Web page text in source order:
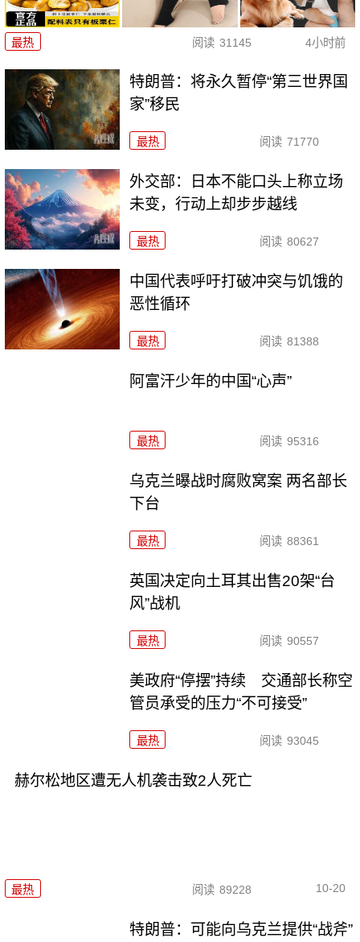
最热 阅读 31145 4小时前
特朗普：将永久暂停“第三世界国
家”移民
最热 阅读 71770
外交部：日本不能口头上称立场
未变，行动上却步步越线
最热 阅读 80627
中国代表呼吁打破冲突与饥饿的
恶性循环
最热 阅读 81388
阿富汗少年的中国“心声”
最热 阅读 95316
乌克兰曝战时腐败窝案 两名部长
下台
最热 阅读 88361
英国决定向土耳其出售20架“台
风”战机
最热 阅读 90557
美政府“停摆”持续 交通部长称空
管员承受的压力“不可接受”
最热 阅读 93045
赫尔松地区遭无人机袭击致2人死亡
最热 阅读 89228 10-20
特朗普：可能向乌克兰提供“战斧”